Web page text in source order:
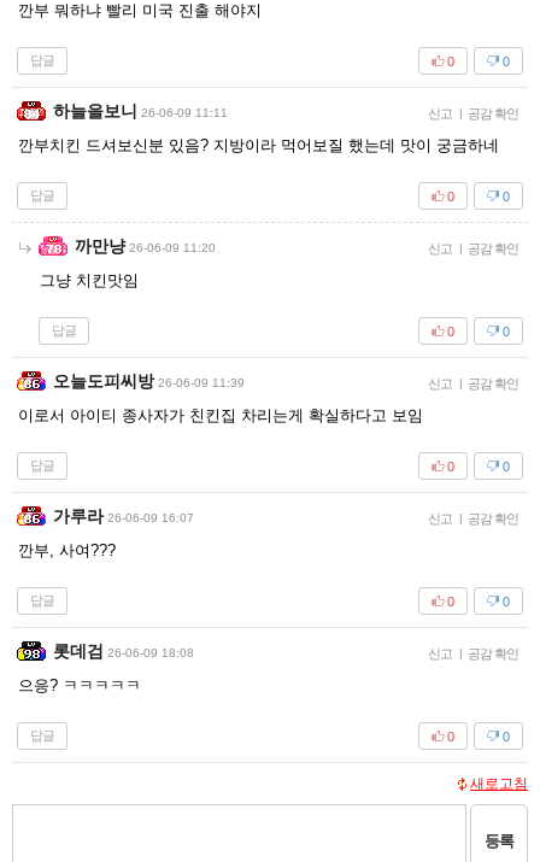
깐부 뭐하냐 빨리 미국 진출 해야지
답글 0
0
하늘을보니 26-06-09 11:11 신고 | 공감 확인
깐부치킨 드셔보신분 있음? 지방이라 먹어보질 했는데 맛이 궁금하네
답글 0
0
까만냥 26-06-09 11:20 신고 | 공감 확인
그냥 치킨맛임
답글 0
0
오늘도피씨방 26-06-09 11:39 신고 | 공감 확인
이로서 아이티 종사자가 친킨집 차리는게 확실하다고 보임
답글 0
0
가루라 26-06-09 16:07 신고 | 공감 확인
깐부, 사여???
답글 0
0
롯데검 26-06-09 18:08 신고 | 공감 확인
으응? ㅋㅋㅋㅋㅋ
답글 0
0
새로고침
등록